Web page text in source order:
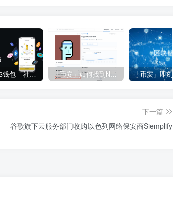
币安Web3钱包 – 社区常见问题答疑 「币安」如何找到NFT合约地址？
下一篇
谷歌旗下云服务部门收购以色列网络保安商Siemplify